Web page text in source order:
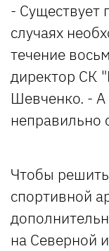
- Существует
случаях
течение
директор СК
Шевченко. - А
неправильно
Чтобы
спортивной
на Северной